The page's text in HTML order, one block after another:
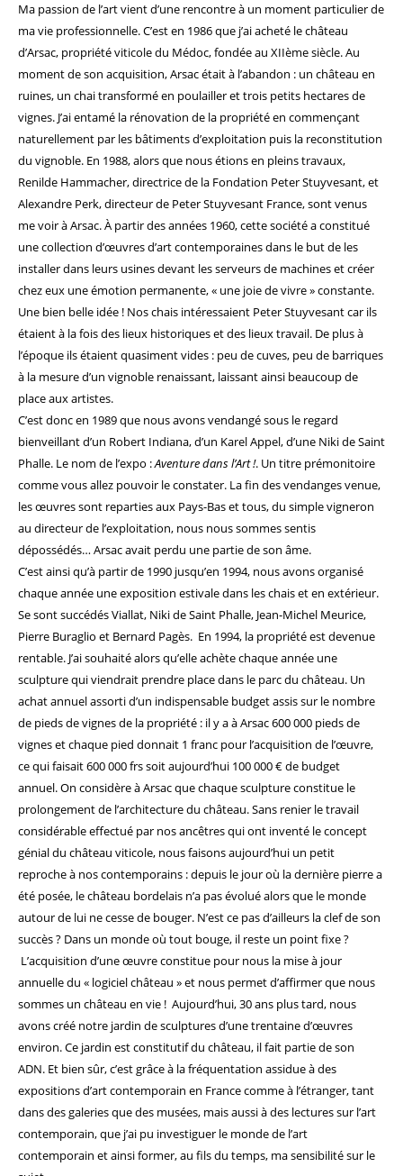
Ma passion de l’art vient d’une rencontre à un moment particulier de
ma vie professionnelle. C’est en 1986 que j’ai acheté le château
d’Arsac, propriété viticole du Médoc, fondée au XIIème siècle. Au
moment de son acquisition, Arsac était à l’abandon : un château en
ruines, un chai transformé en poulailler et trois petits hectares de
vignes. J’ai entamé la rénovation de la propriété en commençant
naturellement par les bâtiments d’exploitation puis la reconstitution
du vignoble. En 1988, alors que nous étions en pleins travaux,
Renilde Hammacher, directrice de la Fondation Peter Stuyvesant, et
Alexandre Perk, directeur de Peter Stuyvesant France, sont venus
me voir à Arsac.À partir des années 1960, cette société a constitué
une collection d’œuvres d’art contemporaines dans le but de les
installer dans leurs usines devant les serveurs de machines et créer
chez eux une émotion permanente, « une joie de vivre » constante.
Une bien belle idée ! Nos chais intéressaient Peter Stuyvesant car ils
étaient à la fois des lieux historiques et des lieux travail. De plus à
l’époque ils étaient quasiment vides : peu de cuves, peu de barriques
à la mesure d’un vignoble renaissant, laissant ainsi beaucoup de
place aux artistes.
C’est donc en 1989 que nous avons vendangé sous le regard
bienveillant d’un Robert Indiana, d’un Karel Appel, d’une Niki de Saint
Phalle. Le nom de l’expo :Aventure dans l’Art !. Un titre prémonitoire
comme vous allez pouvoir le constater. La fin des vendanges venue,
les œuvres sont reparties aux Pays-Bas et tous, du simple vigneron
au directeur de l’exploitation, nous nous sommes sentis
dépossédés…Arsac avait perdu une partie de son âme.
C’est ainsi qu’à partir de 1990 jusqu’en 1994, nous avons organisé
chaque année une exposition estivale dans les chais et en extérieur.
Se sont succédés Viallat, Niki de Saint Phalle, Jean-Michel Meurice,
Pierre Buraglio et Bernard Pagès. En 1994, la propriété est devenue
rentable. J’ai souhaité alors qu’elle achète chaque année une
sculpture qui viendrait prendre place dans le parc du château. Un
achat annuel assorti d’un indispensable budget assis sur le nombre
de pieds de vignes de la propriété : il y a à Arsac 600 000 pieds de
vignes et chaque pied donnait 1 franc pour l’acquisition de l’œuvre,
ce qui faisait 600 000 frs soit aujourd’hui 100 000 € de budget
annuel.On considère à Arsac que chaque sculpture constitue le
prolongement de l’architecture du château. Sans renier le travail
considérable effectué par nos ancêtres qui ont inventé le concept
génial du château viticole, nous faisons aujourd’hui un petit
reproche à nos contemporains : depuis le jour où la dernière pierre a
été posée, le château bordelais n’a pas évolué alors que le monde
autour de lui ne cesse de bouger. N’est ce pas d’ailleurs la clef de son
succès ? Dans un monde où tout bouge, il reste un point fixe ?
L’acquisition d’une œuvre constitue pour nous la mise à jour
annuelle du « logiciel château » et nous permet d’affirmer que nous
sommes un château en vie ! Aujourd’hui, 30 ans plus tard, nous
avons créé notre jardin de sculptures d’une trentaine d’œuvres
environ. Ce jardin est constitutif du château, il fait partie de son
ADN. Et bien sûr, c’est grâce à la fréquentation assidue à des
expositions d’art contemporain en France comme à l’étranger, tant
dans des galeries que des musées, mais aussi à des lectures sur l’art
contemporain, que j’ai pu investiguer le monde de l’art
contemporain et ainsi former, au fils du temps, ma sensibilité sur le